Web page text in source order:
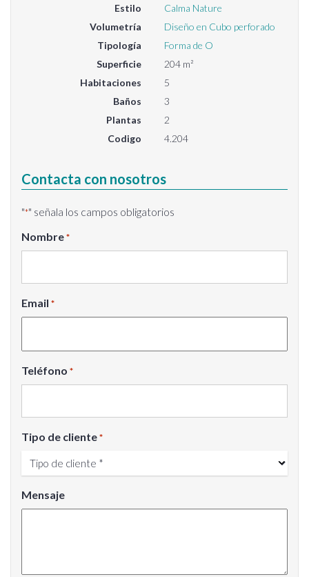
Estilo
Calma Nature
Volumetría
Diseño en Cubo perforado
Tipología
Forma de O
Superficie
204 m²
Habitaciones
5
Baños
3
Plantas
2
Codigo
4.204
Contacta con nosotros
"*" señala los campos obligatorios
Nombre *
Email *
Teléfono *
Tipo de cliente *
Mensaje